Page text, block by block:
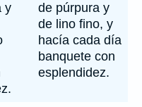
y
de púrpura y
de lino fino, y
hacía cada día
banquete con
esplendidez.